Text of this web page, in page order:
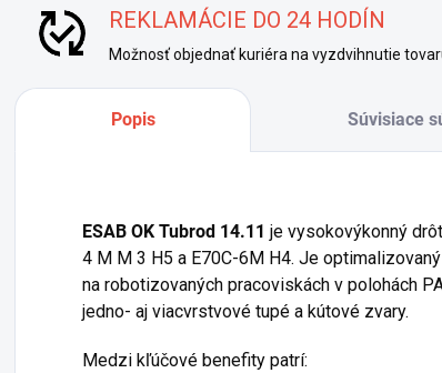
REKLAMÁCIE DO 24 HODÍN
Možnosť objednať kuriéra na vyzdvihnutie
Popis Súvisiace
ESAB OK Tubrod 14.11 je vysokovýkonný
4 M M 3 H5 a E70C-6M H4. Je
na robotizovaných pracoviskách v polohách
jedno- aj viacvrstvové tupé a kútové zvary.
Medzi kľúčové benefity patrí: